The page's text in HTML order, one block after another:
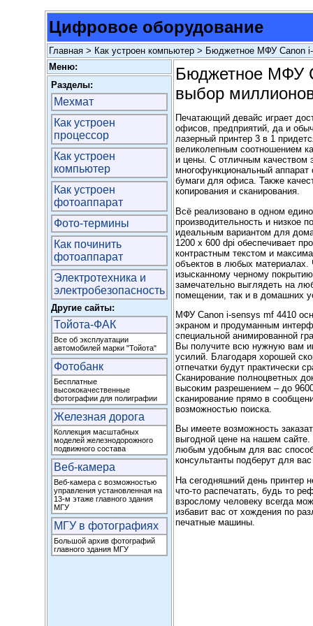
Цифровое оборудование
Главная > Как устроен компьютер > Бюджетное МФУ Canon
Меню:
Бюджетное МФУ
выбор
Печатающий девайс играет
офисов, предприятий, да и
лазерный принтер 3 в 1
великолепным соотношением
и цены. С отличным качеством
многофункциональный
бумаги для офиса. Также
копирования и сканирования.
Всё реализовано в одном
производительность и низкое
идеальным вариантом для
1200 x 600 dpi обеспечивает
контрастным текстом и
объектов в любых материалах.
изысканному черному
замечательно выглядеть на
помещении, так и в домашних
МФУ Canon i-sensys mf 4410
экраном и продуманным
специальной анимированной
Вы получите всю нужную вам
усилий. Благодаря хорошей
отпечатки будут практически
Сканирование полноцветных
высоким разрешением – до
сканирование прямо в
возможностью поиска.
Вы имеете возможность
выгодной цене на нашем
любым удобным для вас
консультанты подберут для
На сегодняшний день принтер
что-то распечатать, будь то
взрослому человеку всегда
избавит вас от хождения по
печатные машины.
Разделы:
Мехмат
Как устроен
процессор
Как устроен
компьютер
Как устроен
фотоаппарат
Фото-термины
Как починить
фотоаппарат
Электротехника и
электробезопасность
Другие сайты:
Тойота-ФАК
Все об эксплуатации
автомобилей марки "Тойота"
Фотобанк
Бесплатные
высококачественные
фотографии для полиграфии
Железная дорога
Коллекция масштабных
моделей железнодорожного
подвижного состава
Веб-камера
Веб-камера с возможностью
управления установленная на
13-м этаже главного здания
МГУ
МГУ в фотографиях
Большой архив фотографий
главного здания МГУ